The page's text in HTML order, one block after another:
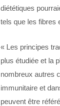
diététiques
tels que les fibres
« Les principes
plus étudiée et la
nombreux autres
immunitaire et
peuvent être